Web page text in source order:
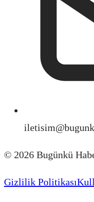
© 2026 Bugünkü
Gizlilik Politikası